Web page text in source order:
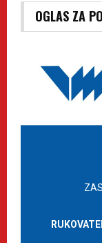
OGLAS ZA